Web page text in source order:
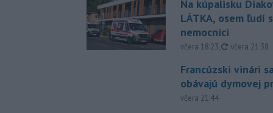
Na kúpalisku
LÁTKA, osem ľudí
nemocnici
včera 18:23, aktualizované
včera 21:38
Francúzski vinári
obávajú dymovej
včera 21:44